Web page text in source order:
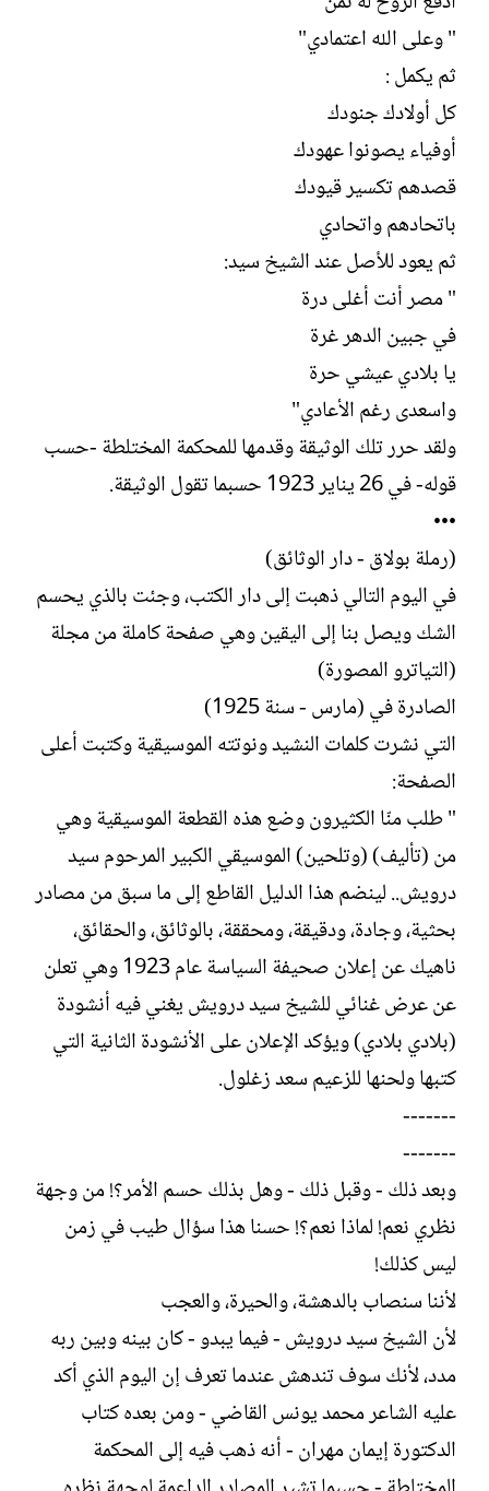
" وعلى الله اعتمادي"
ثم يكمل :
كل أولادك جنودك
أوفياء يصونوا عهودك
قصدهم تكسير قيودك
باتحادهم واتحادي
ثم يعود للأصل عند الشيخ سيد:
" مصر أنت أغلى درة
في جبين الدهر غرة
يا بلادي عيشي حرة
واسعدى رغم الأعادي"
ولقد حرر تلك الوثيقة وقدمها للمحكمة المختلطة -حسب
قوله- في 26 يناير 1923 حسبما تقول الوثيقة.
•••
(رملة بولاق - دار الوثائق)
في اليوم التالي ذهبت إلى دار الكتب، وجئت بالذي يحسم
الشك ويصل بنا إلى اليقين وهي صفحة كاملة من مجلة
(التياترو المصورة)
الصادرة في (مارس - سنة 1925)
التي نشرت كلمات النشيد ونوتته الموسيقية وكتبت أعلى
الصفحة:
" طلب منّا الكثيرون وضع هذه القطعة الموسيقية وهي
من (تأليف) (وتلحين) الموسيقي الكبير المرحوم سيد
درويش.. لينضم هذا الدليل القاطع إلى ما سبق من مصادر
بحثية، وجادة، ودقيقة، ومحققة، بالوثائق، والحقائق،
ناهيك عن إعلان صحيفة السياسة عام 1923 وهي تعلن
عن عرض غنائي للشيخ سيد درويش يغني فيه أنشودة
(بلادي بلادي) ويؤكد الإعلان على الأنشودة الثانية التي
كتبها ولحنها للزعيم سعد زغلول.
-------
-------
وبعد ذلك - وقبل ذلك - وهل بذلك حسم الأمر؟! من وجهة
نظري نعم! لماذا نعم؟! حسنا هذا سؤال طيب في زمن
ليس كذلك!
لأننا سنصاب بالدهشة، والحيرة، والعجب
لأن الشيخ سيد درويش - فيما يبدو - كان بينه وبين ربه
مدد، لأنك سوف تندهش عندما تعرف إن اليوم الذي أكد
عليه الشاعر محمد يونس القاضي - ومن بعده كتاب
الدكتورة إيمان مهران - أنه ذهب فيه إلى المحكمة